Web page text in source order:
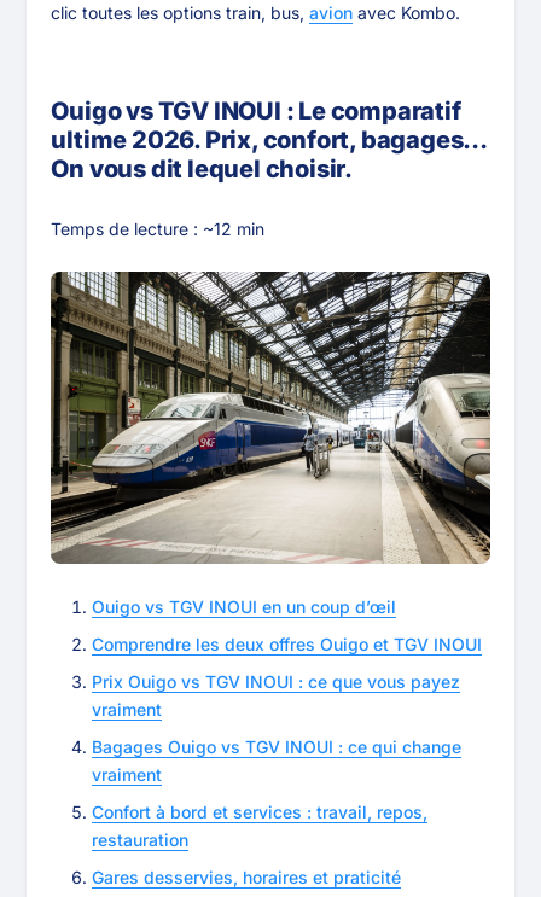
clic toutes les options train, bus,avion avec Kombo.
Ouigo vs TGV INOUI : Le comparatif
ultime 2026. Prix, confort, bagages…
On vous dit lequel choisir.
Temps de lecture : ~12 min
Ouigo vs TGV INOUI en un coup d’œil
Comprendre les deux offres Ouigo et TGV INOUI
Prix Ouigo vs TGV INOUI : ce que vous payez
vraiment
Bagages Ouigo vs TGV INOUI : ce qui change
vraiment
Confort à bord et services : travail, repos,
restauration
Gares desservies, horaires et praticité